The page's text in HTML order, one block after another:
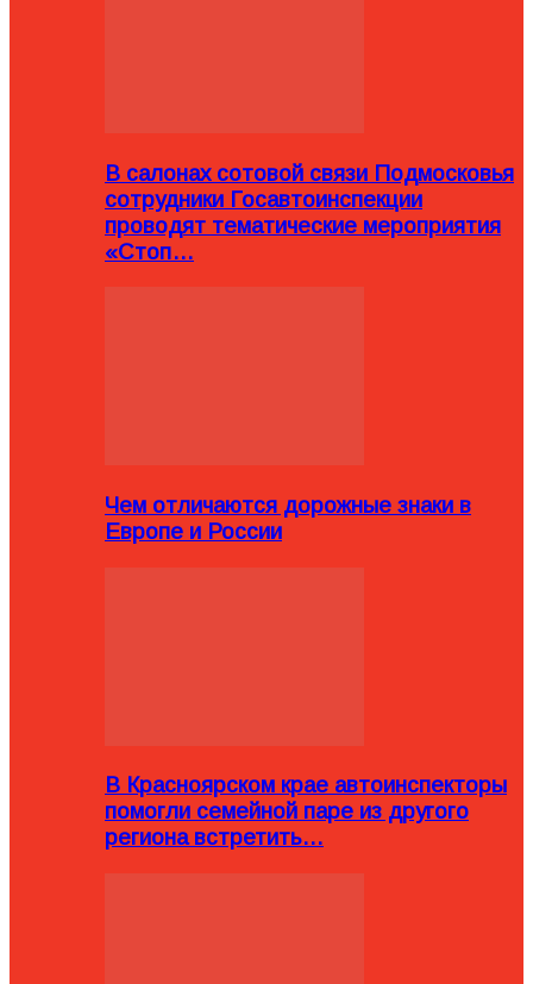
В салонах сотовой связи Подмосковья
сотрудники Госавтоинспекции
проводят тематические мероприятия
«Стоп…
Чем отличаются дорожные знаки в
Европе и России
В Красноярском крае автоинспекторы
помогли семейной паре из другого
региона встретить…